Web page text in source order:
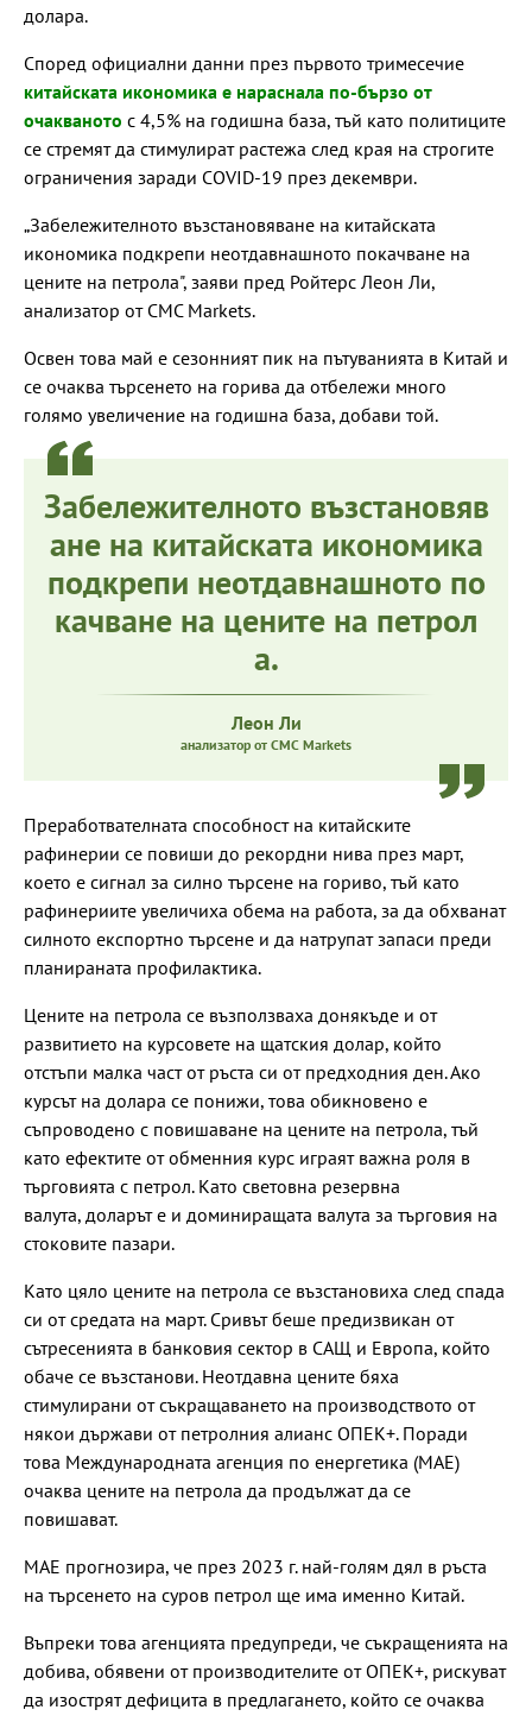
долара.
Според официални данни през първото тримесечие
китайската икономика е нараснала по-бързо от
очакваното с 4,5% на годишна база, тъй като политиците
се стремят да стимулират растежа след края на строгите
ограничения заради COVID-19 през декември.
„Забележителното възстановяване на китайската
икономика подкрепи неотдавнашното покачване на
цените на петрола", заяви пред Ройтерс Леон Ли,
анализатор от CMC Markets.
Освен това май е сезонният пик на пътуванията в Китай и
се очаква търсенето на горива да отбележи много
голямо увеличение на годишна база, добави той.
Забележителното възстановяв
ане на китайската икономика
подкрепи неотдавнашното по
качване на цените на петрол
а.
Леон Ли
анализатор от CMC Markets
Преработвателната способност на китайските
рафинерии се повиши до рекордни нива през март,
което е сигнал за силно търсене на гориво, тъй като
рафинериите увеличиха обема на работа, за да обхванат
силното експортно търсене и да натрупат запаси преди
планираната профилактика.
Цените на петрола се възползваха донякъде и от
развитието на курсовете на щатския долар, който
отстъпи малка част от ръста си от предходния ден. Ако
курсът на долара се понижи, това обикновено е
съпроводено с повишаване на цените на петрола, тъй
като ефектите от обменния курс играят важна роля в
търговията с петрол. Като световна резервна
валута, доларът е и доминиращата валута за търговия на
стоковите пазари.
Като цяло цените на петрола се възстановиха след спада
си от средата на март. Сривът беше предизвикан от
сътресенията в банковия сектор в САЩ и Европа, който
обаче се възстанови. Неотдавна цените бяха
стимулирани от съкращаването на производството от
някои държави от петролния алианс ОПЕК+. Поради
това Международната агенция по енергетика (МАЕ)
очаква цените на петрола да продължат да се
повишават.
МАЕ прогнозира, че през 2023 г. най-голям дял в ръста
на търсенето на суров петрол ще има именно Китай.
Въпреки това агенцията предупреди, че съкращенията на
добива, обявени от производителите от ОПЕК+, рискуват
да изострят дефицита в предлагането, който се очаква